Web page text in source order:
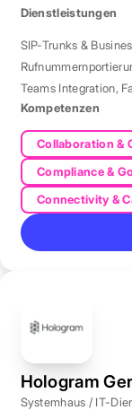
Telefonielösungen
Dienstleistungen
SIP-Trunks &
Teams Integration,
Kompetenzen
Collaboration &
Compliance &
Connectivity &
Hologram
Systemhaus / IT-